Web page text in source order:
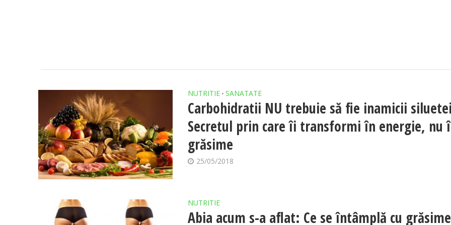
NUTRITIE • SANATATE
Carbohidratii NU trebuie să fie inamicii
Secretul prin care îi transformi în energie, nu
grăsime
25/05/2018
NUTRITIE
Abia acum s-a aflat: Ce se întâmplă cu